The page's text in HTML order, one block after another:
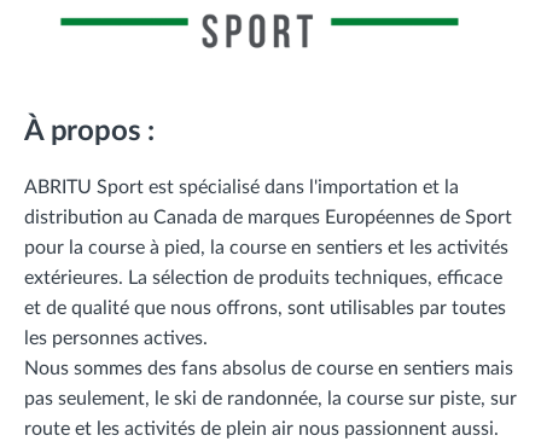
À propos :
ABRITU Sport est spécialisé dans l'importation et la
distribution au Canada de marques Européennes de Sport
pour la course à pied, la course en sentiers et les activités
extérieures. La sélection de produits techniques, efficace
et de qualité que nous offrons, sont utilisables par toutes
les personnes actives.
Nous sommes des fans absolus de course en sentiers mais
pas seulement, le ski de randonnée, la course sur piste, sur
route et les activités de plein air nous passionnent aussi.